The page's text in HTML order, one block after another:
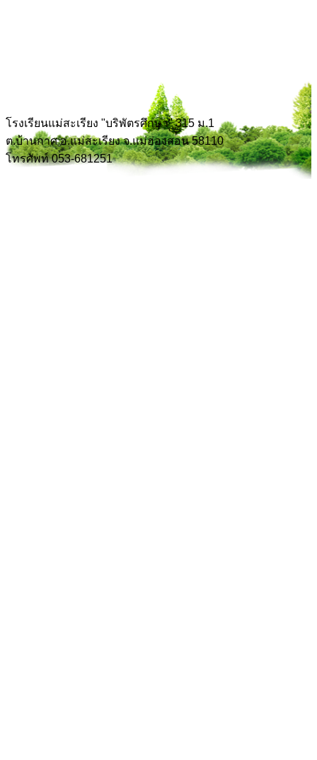
โรงเรียนแม่สะเรียง "บริพัตรศึกษา" 315 ม.1
ต.บ้านกาศ อ.แม่สะเรียง จ.แม่ฮ่องสอน 58110
โทรศัพท์ 053-681251